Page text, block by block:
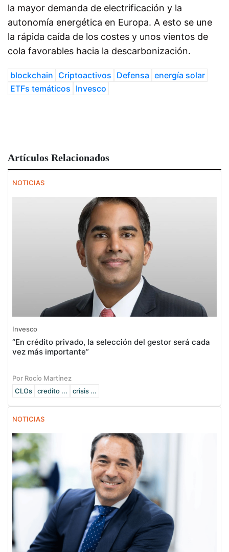
la mayor demanda de electrificación y la
autonomía energética en Europa. A esto se une
la rápida caída de los costes y unos vientos de
cola favorables hacia la descarbonización.
blockchain Criptoactivos Defensa energía solar
ETFs temáticos Invesco
Artículos Relacionados
NOTICIAS
Invesco
“En crédito privado, la selección del gestor será cada
vez más importante”
Por Rocío Martínez
CLOs
credito ... crisis ...
NOTICIAS